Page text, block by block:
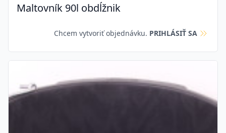
Maltovník 90l obdĺžnik
Chcem vytvoriť objednávku. PRIHLÁSIŤ SA